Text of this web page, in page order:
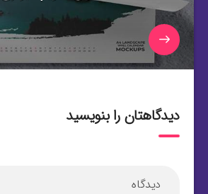
دیدگاهتان را بنویسید